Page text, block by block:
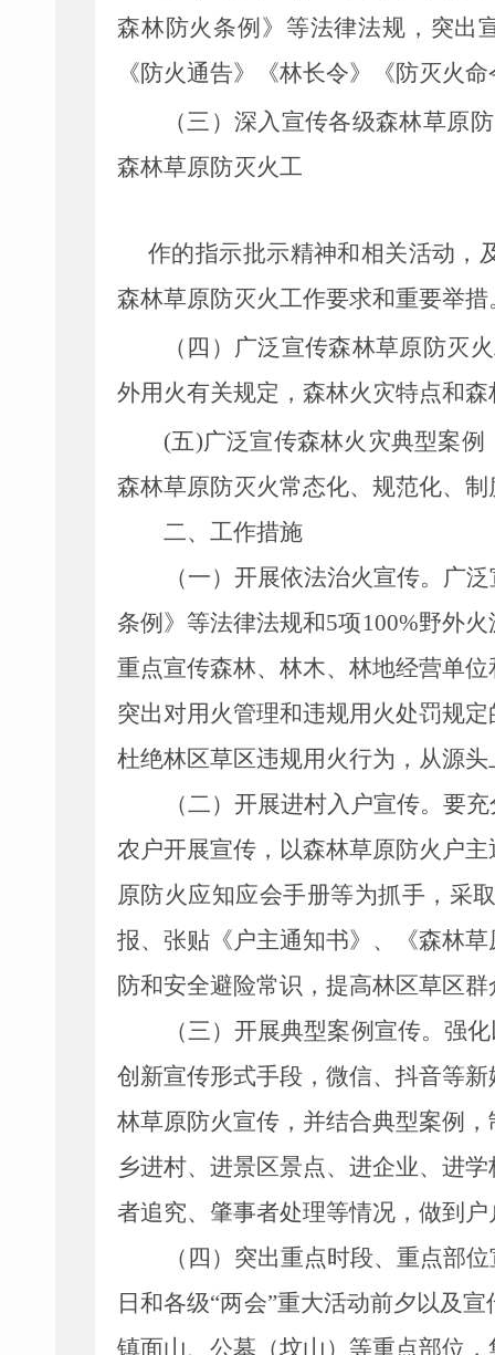
森林防火条例》等法律法规，突出
《防火通告》《林长令》《防灭火命
（三）深入宣传各级森林草原
森林草原防灭火工
作的指示批示精神和相关活动，
森林草原防灭火工作要求和重要举措
（四）广泛宣传森林草原防灭
外用火有关规定，森林火灾特点和
(五)广泛宣传森林火灾典型案
森林草原防灭火常态化、规范化、
二、工作措施
（一）开展依法治火宣传。 广
条例》等法律法规和5项100%野外
重点宣传森林、林木、林地经营单
突出对用火管理和违规用火处罚规
杜绝林区草区违规用火行为，从源
（二）开展进村入户宣传。 要充
农户开展宣传，以森林草原防火户
原防火应知应会手册等为抓手，采
报、张贴《户主通知书》、《森林
防和安全避险常识，提高林区草区
（三）开展典型案例宣传。 强
创新宣传形式手段，微信、抖音等
林草原防火宣传，并结合典型案例
乡进村、进景区景点、进企业、进
者追究、肇事者处理等情况，做到
（四）突出重点时段、重点部
日和各级“两会”重大活动前夕以及
镇面山、公墓 （坟山 ） 等重点部位